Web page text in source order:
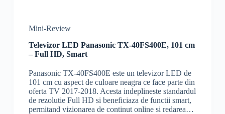
Mini-Review
Televizor LED Panasonic TX-40FS400E, 101 cm
– Full HD, Smart
Panasonic TX-40FS400E este un televizor LED de
101 cm cu aspect de culoare neagra ce face parte din
oferta TV 2017-2018. Acesta indeplineste standardul
de rezolutie Full HD si beneficiaza de functii smart,
permitand vizionarea de continut online si redarea…